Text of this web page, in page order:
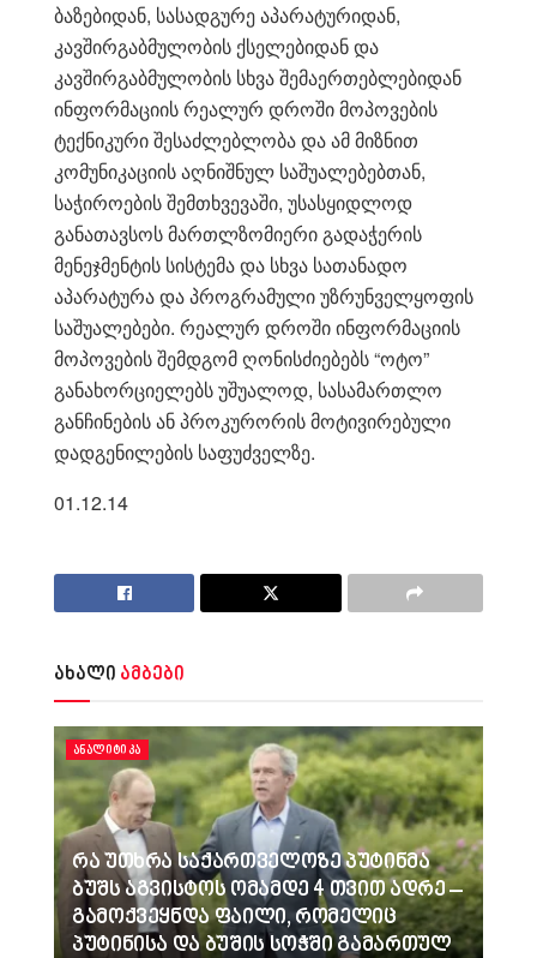
ბაზებიდან, სასადგურე აპარატურიდან,
კავშირგაბმულობის ქსელებიდან და
კავშირგაბმულობის სხვა შემაერთებლებიდან
ინფორმაციის რეალურ დროში მოპოვების
ტექნიკური შესაძლებლობა და ამ მიზნით
კომუნიკაციის აღნიშნულ საშუალებებთან,
საჭიროების შემთხვევაში, უსასყიდლოდ
განათავსოს მართლზომიერი გადაჭერის
მენეჯმენტის სისტემა და სხვა სათანადო
აპარატურა და პროგრამული უზრუნველყოფის
საშუალებები. რეალურ დროში ინფორმაციის
მოპოვების შემდგომ ღონისძიებებს “ოტო”
განახორციელებს უშუალოდ, სასამართლო
განჩინების ან პროკურორის მოტივირებული
დადგენილების საფუძველზე.
01.12.14
ახალი ამბები
ᲐᲜᲐᲚᲘᲢᲘᲙᲐ
რა უთხრა საქართველოზე პუტინმა
ბუშს აგვისტოს ომამდე 4 თვით ადრე –
გამოქვეყნდა ფაილი, რომელიც
პუტინისა და ბუშის სოჭში გამართულ